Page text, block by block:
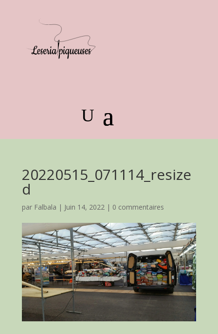
20220515_071114_resize
d
par Falbala | Juin 14, 2022| 0 commentaires